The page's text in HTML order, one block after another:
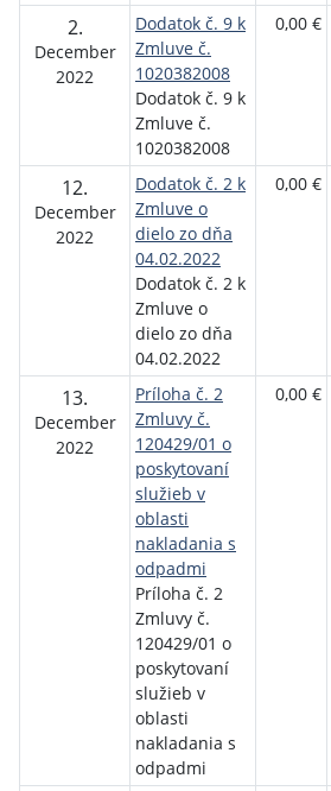
2.
December
2022
Dodatok č. 9 k
Zmluve č.
1020382008
Dodatok č. 9 k
Zmluve č.
1020382008
0,00 €
12.
December
2022
Dodatok č. 2 k
Zmluve o
dielo zo dňa
04.02.2022
Dodatok č. 2 k
Zmluve o
dielo zo dňa
04.02.2022
0,00 €
13.
December
2022
Príloha č. 2
Zmluvy č.
120429/01 o
poskytovaní
služieb v
oblasti
nakladania s
odpadmi
Príloha č. 2
Zmluvy č.
120429/01 o
poskytovaní
služieb v
oblasti
nakladania s
odpadmi
0,00 €